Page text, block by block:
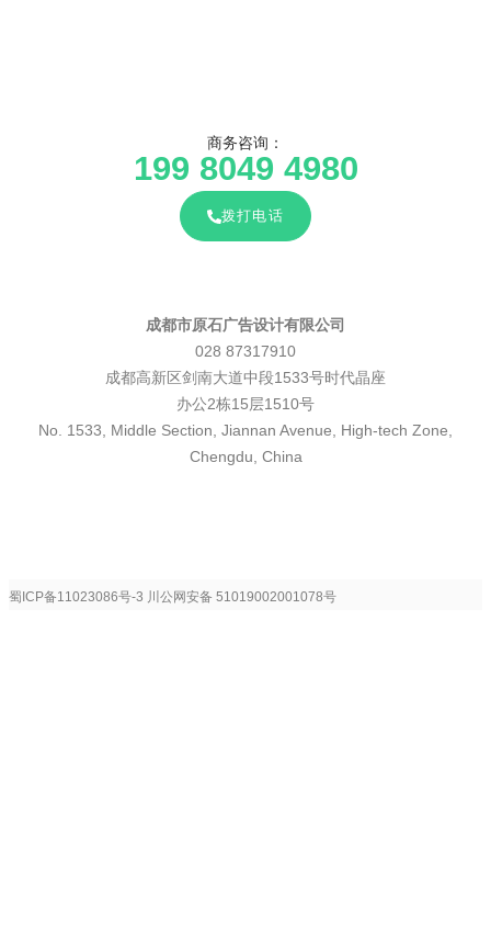
商务咨询：
199 8049 4980
拨打电话
成都市原石广告设计有限公司
028 87317910
成都高新区剑南大道中段1533号时代晶座
办公2栋15层1510号
No. 1533, Middle Section, Jiannan Avenue, High-tech Zone,
Chengdu, China
蜀ICP备11023086号-3 川公网安备 51019002001078号